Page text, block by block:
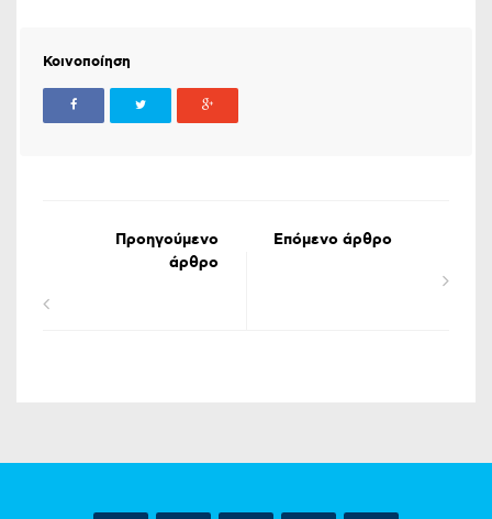
Κοινοποίηση
Προηγούμενο
άρθρο
Επόμενο άρθρο